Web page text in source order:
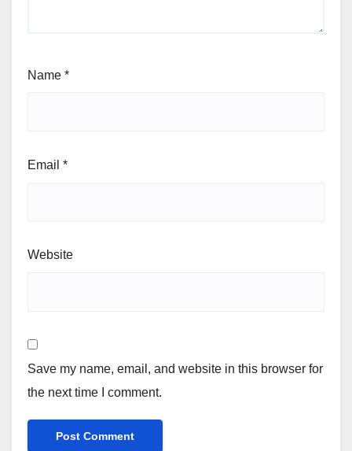
Name *
Email *
Website
Save my name, email, and website in this browser for
the next time I comment.